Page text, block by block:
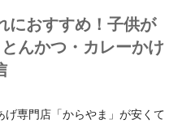
におすすめ！子供が
んかつ・カレーかけ
げ専門店「からやま」が安くて